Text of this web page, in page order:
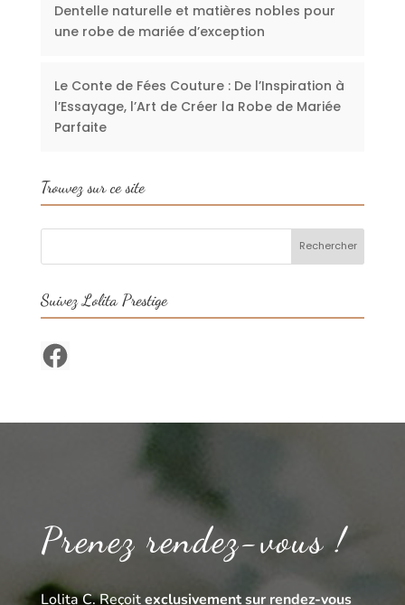
Dentelle naturelle et matières nobles pour
une robe de mariée d’exception
Le Conte de Fées Couture : De l’Inspiration à
l’Essayage, l’Art de Créer la Robe de Mariée
Parfaite
Trouvez sur ce site
Suivez Lolita Prestige
Facebook
Prenez rendez-vous !
Lolita C. Reçoitexclusivement sur rendez-vous